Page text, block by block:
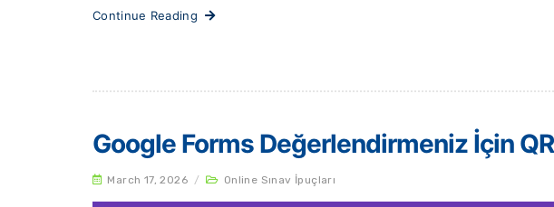
Continue Reading
Google Forms Değerlendirmeniz İçin
March 17, 2026 / Online Sınav İpuçları